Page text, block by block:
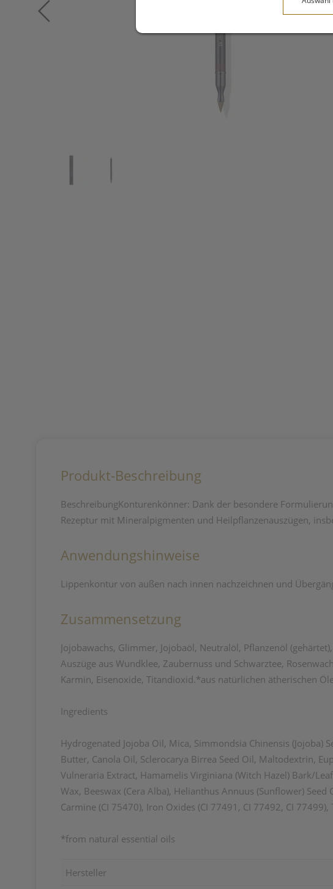
Produkt-Beschreibung
BeschreibungKonturenkönner: Dank der besondere
Rezeptur mit Mineralpigmenten und Heilpflanzenauszügen,
Anwendungshinweise
Lippenkontur von außen nach innen nachzeichnen und
Zusammensetzung
Jojobawachs, Glimmer, Jojobaöl, Neutralöl, Pflanzenöl
Auszüge aus Wundklee, Zaubernuss und Schwarztee,
Karmin, Eisenoxide, Titandioxid.*aus natürlichen ätherischen
Ingredients
Hydrogenated Jojoba Oil, Mica, Simmondsia Chinensis
Butter, Canola Oil, Sclerocarya Birrea Seed Oil, Maltodextrin,
Vulneraria Extract, Hamamelis Virginiana (Witch Hazel) Bark/
Wax, Beeswax (Cera Alba), Helianthus Annuus (Sunflower)
Carmine (CI 75470), Iron Oxides (CI 77491, CI 77492, CI
*from natural essential oils
Hersteller